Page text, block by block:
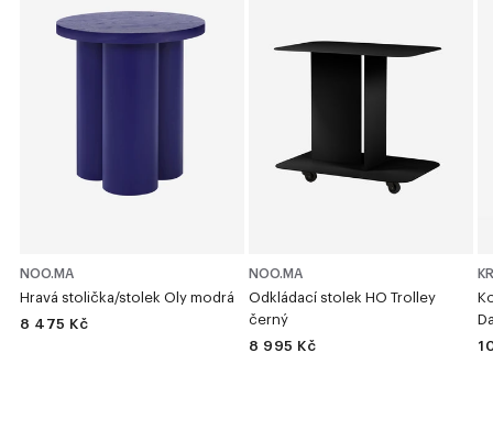
NOO.MA
Hravá stolička/stolek Oly modrá
8 475 Kč
NOO.MA
Odkládací stolek HO Trolley
černý
8 995 Kč